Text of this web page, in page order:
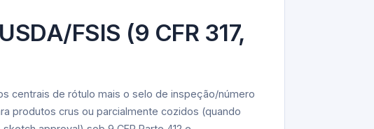
FSIS (9 CFR 317,
centrais de rótulo mais o selo de inspeção/número
produtos crus ou parcialmente cozidos (quando